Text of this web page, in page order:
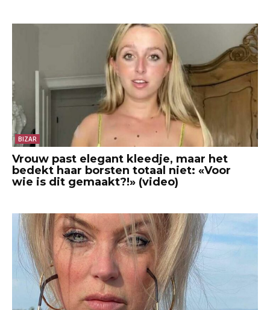
BIZAR
Vrouw past elegant kleedje, maar het
bedekt haar borsten totaal niet: «Voor
wie is dit gemaakt?!» (video)